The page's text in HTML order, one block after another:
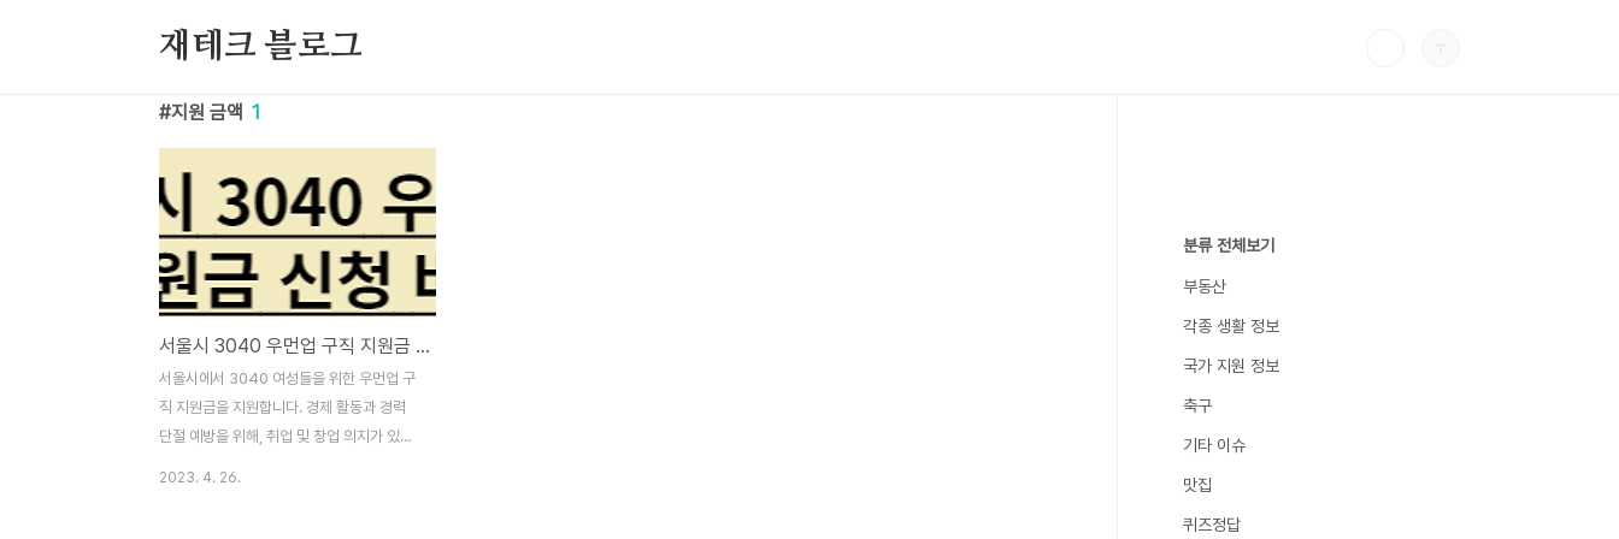
재테크 블로그
지원 금액 1
서울시 3040 우먼업 구직 지원금 신청 방법, 자격 조건, 지원 금액
서울시에서 3040 여성들을 위한 우먼업 구
직 지원금을 지원합니다. 경제 활동과 경력
단절 예방을 위해, 취업 및 창업 의지가 있는
2023. 4. 26.
분류 전체보기
부동산
각종 생활 정보
국가 지원 정보
축구
기타 이슈
맛집
퀴즈정답